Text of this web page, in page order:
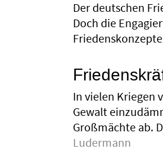
Der deutschen
Doch die
In vielen Kriegen
Gewalt
Großmächte ab.
Ludermann